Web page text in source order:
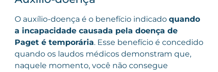
O auxílio-doença é o benefício indicado quando
a incapacidade causada pela doença de
Paget é temporária. Esse benefício é concedido
quando os laudos médicos demonstram que,
naquele momento, você não consegue